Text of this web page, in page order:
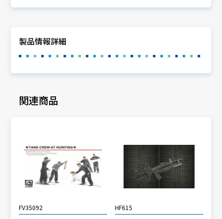
製品情報詳細
関連商品
FV35092 HF615